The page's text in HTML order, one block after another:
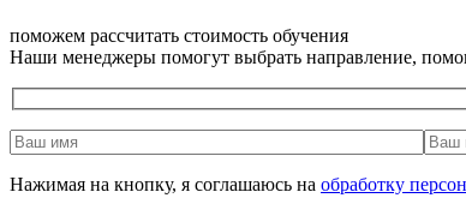
поможем рассчитать стоимость обучения
Наши менеджеры помогут выбрать направление,
Нажимая на кнопку, я соглашаюсь на обработку